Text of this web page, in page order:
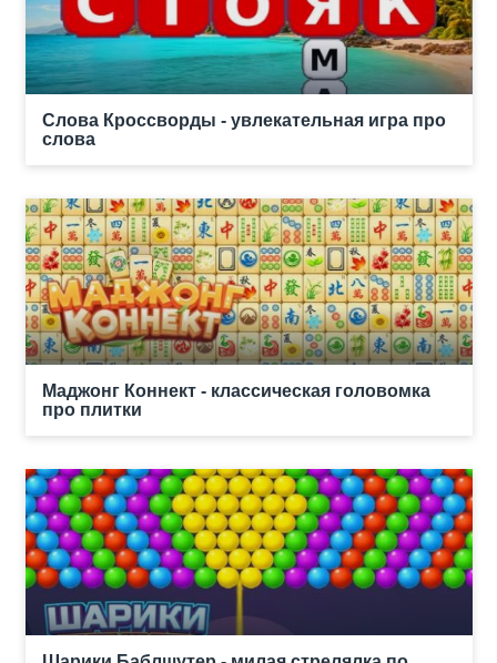
Слова Кроссворды - увлекательная игра про
слова
Маджонг Коннект - классическая головомка
про плитки